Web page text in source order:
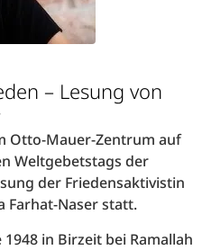
– Lesung von
Otto-Mauer-Zentrum auf
Weltgebetstags der
der Friedensaktivistin
Farhat-Naser statt.
in Birzeit bei Ramallah